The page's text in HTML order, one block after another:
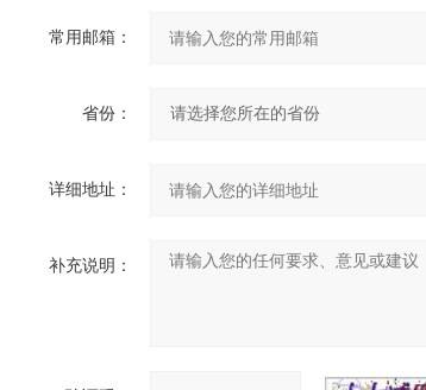
常用邮箱：
省份：
详细地址：
补充说明：